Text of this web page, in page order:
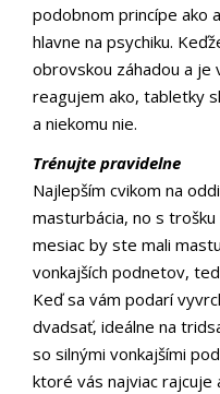
podobnom princípe ako
hlavne na psychiku.
obrovskou záhadou a je
reagujem ako, tabletky
a niekomu nie.
Trénujte pravidelne
Najlepším cvikom na
masturbácia, no s
mesiac by ste mali
vonkajších podnetov,
Keď sa vám podarí
dvadsať, ideálne na
so silnými vonkajšími
ktoré vás najviac rajcuje